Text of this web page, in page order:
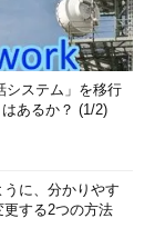
システム」を移行
あるか？ (1/2)
うに、分かりやす
する2つの方法